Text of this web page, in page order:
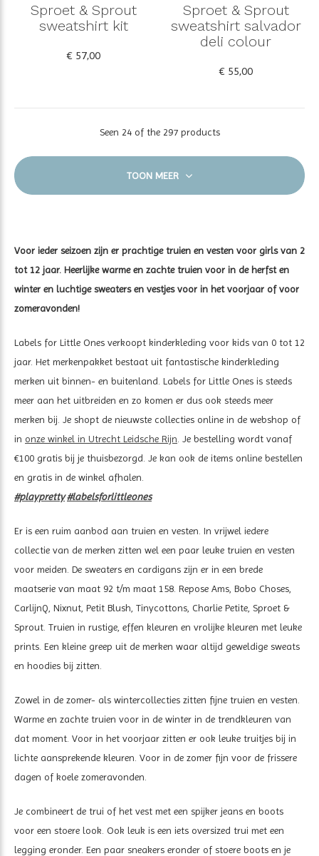
Sproet & Sprout
sweatshirt kit
€ 57,00
Sproet & Sprout
sweatshirt salvador
deli colour
€ 55,00
Seen 24 of the 297 products
TOON MEER
Voor ieder seizoen zijn er prachtige truien en vesten voor girls van 2
tot 12 jaar. Heerlijke warme en zachte truien voor in de herfst en
winter en luchtige sweaters en vestjes voor in het voorjaar of voor
zomeravonden!
Labels for Little Ones verkoopt kinderkleding voor kids van 0 tot 12
jaar. Het merkenpakket bestaat uit fantastische kinderkleding
merken uit binnen- en buitenland. Labels for Little Ones is steeds
meer aan het uitbreiden en zo komen er dus ook steeds meer
merken bij. Je shopt de nieuwste collecties online in de webshop of
in onze winkel in Utrecht Leidsche Rijn . Je bestelling wordt vanaf
€100 gratis bij je thuisbezorgd. Je kan ook de items online bestellen
en gratis in de winkel afhalen.
#playpretty#labelsforlittleones
Er is een ruim aanbod aan truien en vesten. In vrijwel iedere
collectie van de merken zitten wel een paar leuke truien en vesten
voor meiden. De sweaters en cardigans zijn er in een brede
maatserie van maat 92 t/m maat 158. Repose Ams, Bobo Choses,
CarlijnQ, Nixnut, Petit Blush, Tinycottons, Charlie Petite, Sproet &
Sprout. Truien in rustige, effen kleuren en vrolijke kleuren met leuke
prints. Een kleine greep uit de merken waar altijd geweldige sweats
en hoodies bij zitten.
Zowel in de zomer- als wintercollecties zitten fijne truien en vesten.
Warme en zachte truien voor in de winter in de trendkleuren van
dat moment. Voor in het voorjaar zitten er ook leuke truitjes bij in
lichte aansprekende kleuren. Voor in de zomer fijn voor de frissere
dagen of koele zomeravonden.
Je combineert de trui of het vest met een spijker jeans en boots
voor een stoere look. Ook leuk is een iets oversized trui met een
legging eronder. Een paar sneakers eronder of stoere boots en je